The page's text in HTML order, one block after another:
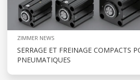
ZIMMER NEWS
SERRAGE ET FREINAGE COMPACTS
PNEUMATIQUES